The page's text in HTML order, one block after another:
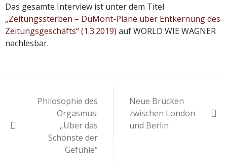
Das gesamte Interview ist unter dem Titel
„Zeitungssterben – DuMont-Pläne über Entkernung des
Zeitungsgeschäfts“ (1.3.2019) auf WORLD WIE WAGNER
nachlesbar.
Philosophie des
Orgasmus:
„Über das
Schönste der
Gefühle“
Neue Brücken
zwischen London
und Berlin